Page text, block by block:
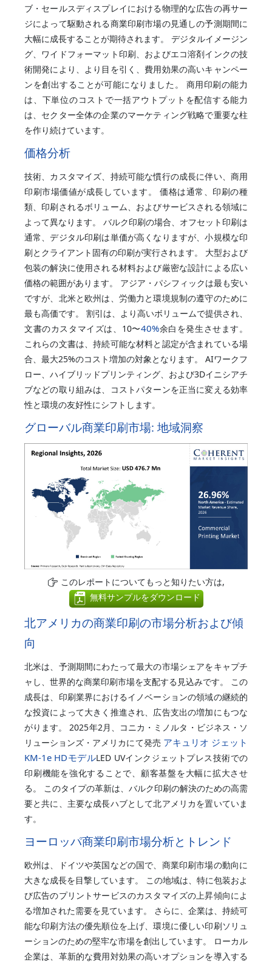
ブ・セールスディスプレイにおける物理的な広告の再サー
ジによって駆動される商業印刷市場の見通しの予測期間に
大幅に成長することが期待されます。 デジタルイメージン
グ、ワイドフォーマット印刷、およびエコ溶剤インクの技
術開発により、より目を引く、費用効果の高いキャンペー
ンを創出することが可能になりました。 商用印刷の能力
は、下単位のコストで一括アウトプットを配信する能力
は、セクター全体の企業のマーケティング戦略で重要な柱
を作り続けています。
価格分析
技術、カスタマイズ、持続可能な慣行の成長に伴い、商用
印刷市場価値が成長しています。 価格は通常、印刷の種
類、印刷されるボリューム、およびサービスされる領域に
よって異なります。 バルク印刷の場合、オフセット印刷は
通常、デジタル印刷は単価が高くなりますが、小規模な印
刷とクライアント固有の印刷が実行されます。 大型および
包装の解決に使用される材料および厳密な設計による広い
価格の範囲があります。 アジア・パシフィックは最も安い
ですが、北米と欧州は、労働力と環境規制の遵守のために
最も高価です。 割引は、より高いボリュームで提供され、
文書のカスタマイズは、10〜40%余白を発生させます。
これらの文書は、持続可能な材料と認定が含まれている場
合、最大25%のコスト増加の対象となります。 AIワークフ
ロー、ハイブリッドプリンティング、および3Dイニシアチ
ブなどの取り組みは、コストパターンを正当に変える効率
性と環境の友好性にシフトします。
グローバル商業印刷市場: 地域洞察
このレポートについてもっと知りたい方は,
無料サンプルをダウンロード
北アメリカの商業印刷の市場分析および傾
向
北米は、予測期間にわたって最大の市場シェアをキャプチ
ャし、世界的な商業印刷市場を支配する見込みです。 この
成長は、印刷業界におけるイノベーションの領域の継続的
な投資によって大きく推進され、広告支出の増加にもつな
がります。 2025年2月、コニカ・ミノルタ・ビジネス・ソ
リューションズ・アメリカにて発売 アキュリオ ジェット
KM-1e HDモデルLED UVインクジェットプレス技術での
印刷機能を強化することで、顧客基盤を大幅に拡大させ
る。 このタイプの革新は、バルク印刷の解決のための高需
要と共に、主要な成長ハブとして北アメリカを置いていま
す。
ヨーロッパ商業印刷市場分析とトレンド
欧州は、ドイツや英国などの国で、商業印刷市場の動向に
大きな成長を目撃しています。 この地域は、特に包装およ
び広告のプリントサービスのカスタマイズの上昇傾向によ
る増加された需要を見ています。 さらに、企業は、持続可
能な印刷方法の優先順位を上げ、環境に優しい印刷ソリュ
ーションのための堅牢な市場を創出しています。 ローカル
企業は、革新的な費用対効果の高いオプションを導入する